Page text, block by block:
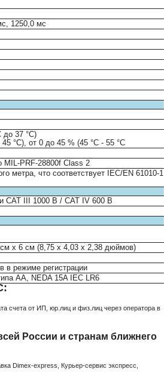
1250,0 мс
до 37 °C)
°C), от 0 до 45 % (45 °C - 55 °C
MIL-PRF-28800f Class 2
метра, что соответствует IEC/EN 61010-1
CAT III 1000 В / CAT IV 600 В
x 6 см (8,75 x 4,03 x 2,38 дюймов)
в режиме регистрации
AA, NEDA 15A IEC LR6
счета от ИП, юр.лиц и физ.лиц через оператора в
России и странам ближнего
Dimex-express, Курьер-сервис экспресс,